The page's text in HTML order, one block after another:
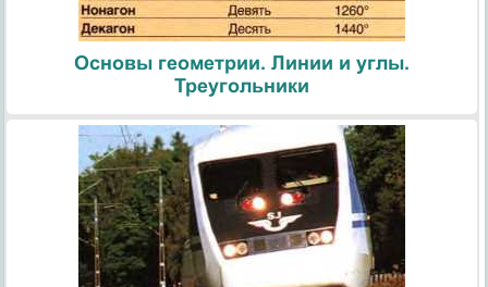
Основы геометрии. Линии и углы.
Треугольники